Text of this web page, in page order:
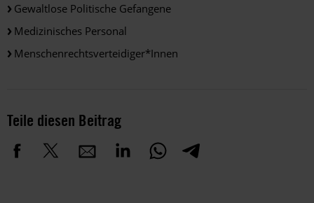
Gewaltlose Politische Gefangene
Medizinisches Personal
Menschenrechtsverteidiger*innen
Teile diesen Beitrag